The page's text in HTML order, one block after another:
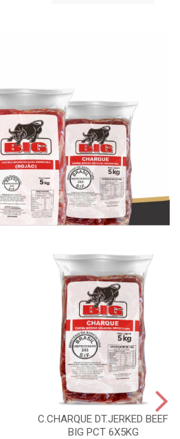
C.CHARQUE DT.JERKED BEEF
BIG PCT 6X5KG